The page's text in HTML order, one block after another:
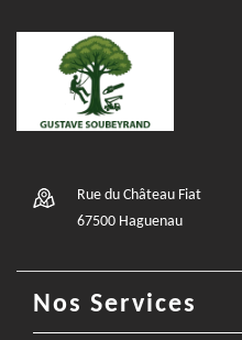
Rue du Château Fiat
67500 Haguenau
Nos Services